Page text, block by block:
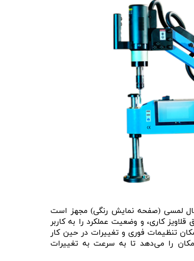
لمسی (صفحه نمایش رنگی) مجهز است
کاری، و وضعیت عملکرد را به کاربر
تنظیمات فوری و تغییرات در حین کار
را می‌دهد تا به سرعت به تغییرات